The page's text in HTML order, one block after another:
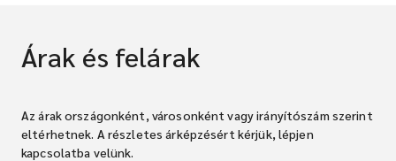
Árak és felárak
Az árak országonként, városonként vagy irányítószám szerint
eltérhetnek. A részletes árképzésért kérjük, lépjen
kapcsolatba velünk.